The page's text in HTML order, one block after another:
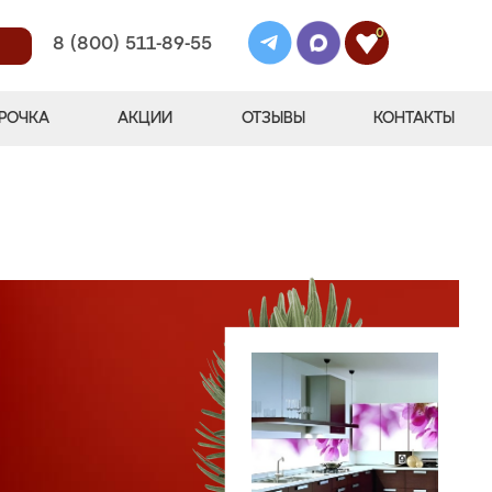
8 (800) 511-89-55
0
АКЦИИ ОТЗЫВЫ КОНТАКТЫ